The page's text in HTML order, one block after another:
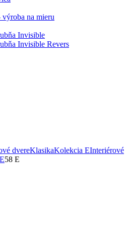
výroba na mieru
Invisible
Invisible Revers
dvereKlasikaKolekcia EInteriérové
58 Е